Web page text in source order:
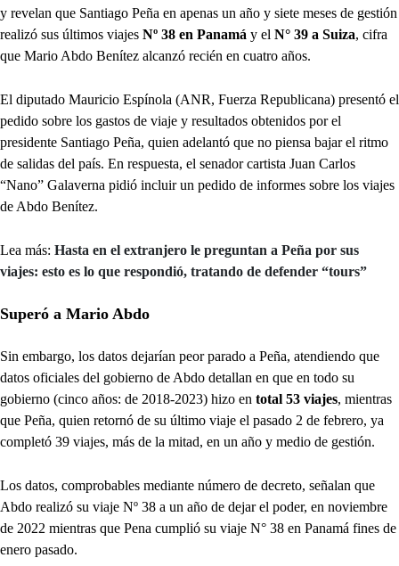
y revelan que Santiago Peña en apenas un año y siete meses de gestión
realizó sus últimos viajes Nº 38 en Panamá y el N° 39 a Suiza, cifra
que Mario Abdo Benítez alcanzó recién en cuatro años.
El diputado Mauricio Espínola (ANR, Fuerza Republicana) presentó el
pedido sobre los gastos de viaje y resultados obtenidos por el
presidente Santiago Peña, quien adelantó que no piensa bajar el ritmo
de salidas del país. En respuesta, el senador cartista Juan Carlos
“Nano” Galaverna pidió incluir un pedido de informes sobre los viajes
de Abdo Benítez.
Lea más: Hasta en el extranjero le preguntan a Peña por sus
viajes: esto es lo que respondió, tratando de defender “tours”
Superó a Mario Abdo
Sin embargo, los datos dejarían peor parado a Peña, atendiendo que
datos oficiales del gobierno de Abdo detallan en que en todo su
gobierno (cinco años: de 2018-2023) hizo en total 53 viajes, mientras
que Peña, quien retornó de su último viaje el pasado 2 de febrero, ya
completó 39 viajes, más de la mitad, en un año y medio de gestión.
Los datos, comprobables mediante número de decreto, señalan que
Abdo realizó su viaje Nº 38 a un año de dejar el poder, en noviembre
de 2022 mientras que Pena cumplió su viaje N° 38 en Panamá fines de
enero pasado.